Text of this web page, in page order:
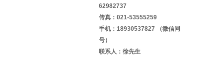
62982737
传真：021-53555259
手机：18930537827 （微信同
号）
联系人：徐先生